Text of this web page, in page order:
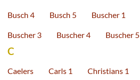
Busch 4 Busch 5 Buscher 1
Buscher 3 Buscher 4 Buscher 5
C
Caelers Carls 1 Christians 1